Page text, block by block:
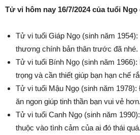
Tử vi hôm nay 16/7/2024 của tuổi
Tử vi tuổi Giáp Ngọ (sinh năm
thương chính bản thân trước đã nhé.
Tử vi tuổi Bính Ngọ (sinh năm
trọng và cần thiết giúp bạn hạn chế
Tử vi tuổi Mậu Ngọ (sinh năm
ăn ngon giúp tinh thần bạn vui vẻ hơn.
Tử vi tuổi Canh Ngọ (sinh năm
thuộc vào tình cảm của ai đó thái quá.